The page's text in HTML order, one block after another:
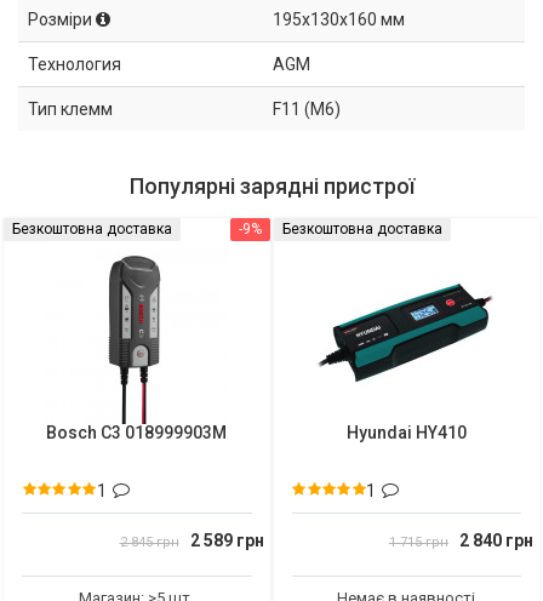
Розміри 195x130x160 мм
Технология AGM
Тип клемм F11 (M6)
Популярні зарядні пристрої
-9%
Безкоштовна доставка
Bosch C3 018999903M
1
2 845 грн 2 589 грн
Магазин: >5 шт.
Безкоштовна доставка
Hyundai HY410
1
1 715 грн 2 840 грн
Немає в наявності